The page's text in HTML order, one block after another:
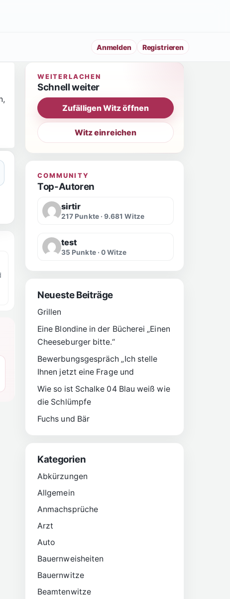
Anmelden Registrieren
WEITERLACHEN
Schnell weiter
Zufälligen Witz öffnen
Witz einreichen
COMMUNITY
Top-Autoren
sirtir
217 Punkte · 9.681 Witze
test
35 Punkte · 0 Witze
Neueste Beiträge
Grillen
Eine Blondine in der Bücherei „Einen
Cheeseburger bitte.“
Bewerbungsgespräch „Ich stelle
Ihnen jetzt eine Frage und
Wie so ist Schalke 04 Blau weiß wie
die Schlümpfe
Fuchs und Bär
Kategorien
Abkürzungen
Allgemein
Anmachsprüche
Arzt
Auto
Bauernweisheiten
Bauernwitze
Beamtenwitze